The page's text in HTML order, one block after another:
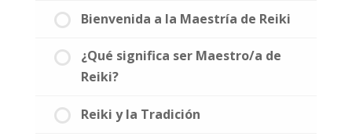
Bienvenida a la Maestría de Reiki
¿Qué significa ser Maestro/a de
Reiki?
Reiki y la Tradición